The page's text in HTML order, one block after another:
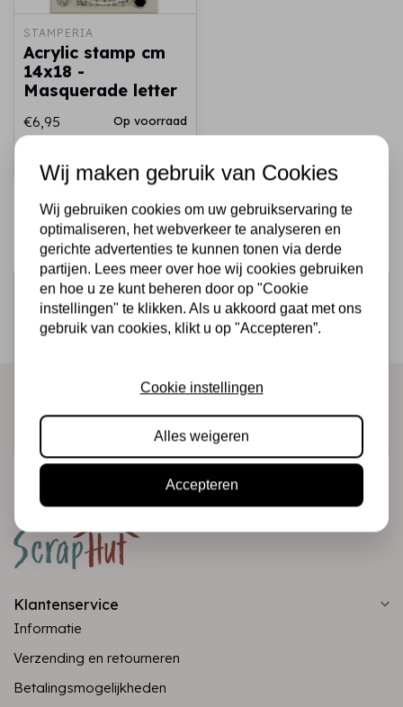
STAMPERIA
Acrylic stamp cm
14x18 -
Masquerade letter
€6,95 Op voorraad
Schrijf je in voor de nieuwsbrief
Ontvang als eerste onze actie en nieuwe producten
Klantenservice
Informatie
Verzending en retourneren
Betalingsmogelijkheden
Wij maken gebruik van Cookies
Wij gebruiken cookies om uw gebruikservaring te
optimaliseren, het webverkeer te analyseren en
gerichte advertenties te kunnen tonen via derde
partijen. Lees meer over hoe wij cookies gebruiken
en hoe u ze kunt beheren door op "Cookie
instellingen" te klikken. Als u akkoord gaat met ons
gebruik van cookies, klikt u op "Accepteren”.
Cookie instellingen
Alles weigeren
Accepteren